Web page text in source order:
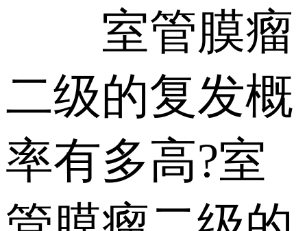
室管膜瘤
二级的复发概
率有多高?室